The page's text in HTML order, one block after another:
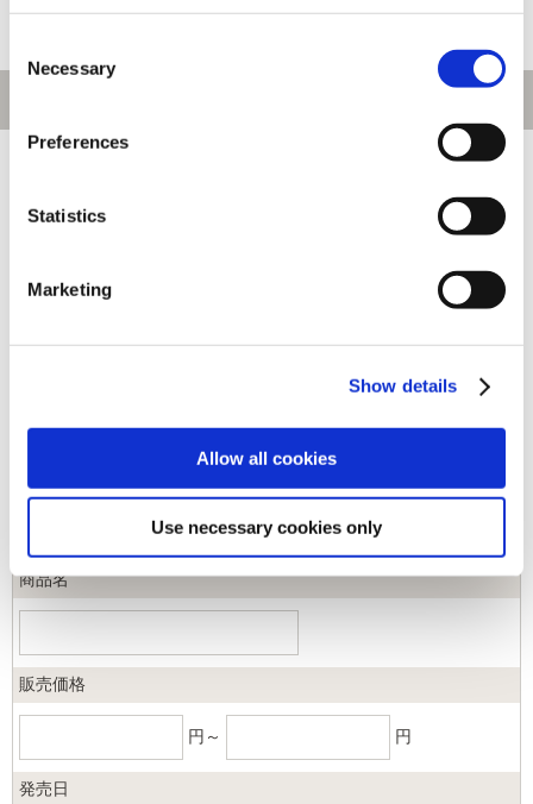
Selection
Necessary
Preferences
Statistics
Marketing
Show details
Allow all cookies
Use necessary cookies only
商品名
販売価格
円～ 円
発売日